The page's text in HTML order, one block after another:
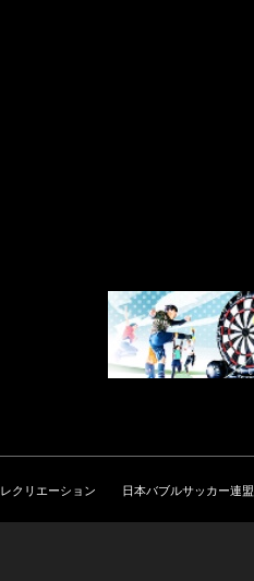
レクリエーション 日本バブルサッカー連盟